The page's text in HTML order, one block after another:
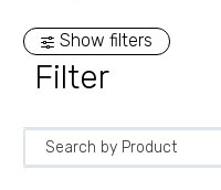
Show filters
Filter